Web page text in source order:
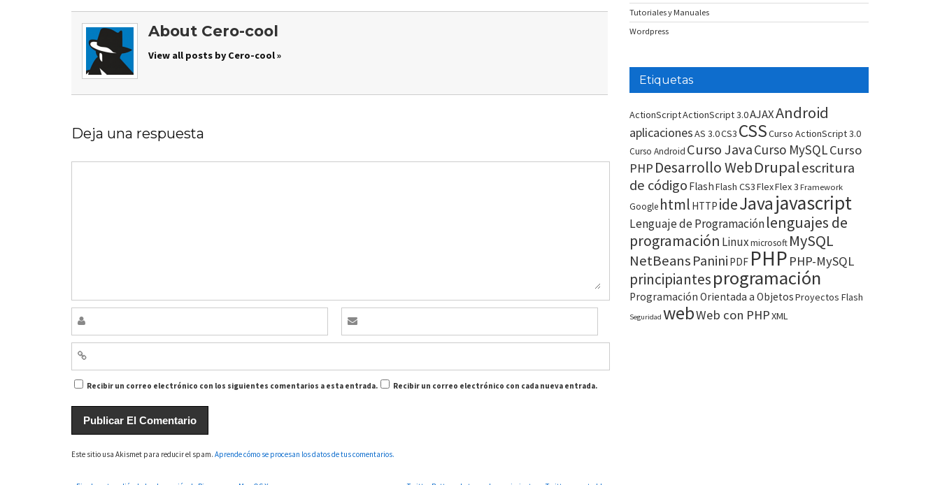
About Cero-cool
View all posts by Cero-cool »
Deja una respuesta
Recibir un correo electrónico con los siguientes comentarios a esta entrada. Recibir un correo electrónico con cada nueva entrada.
Este sitio usa Akismet para reducir el spam. Aprende cómo se procesan los datos de tus comentarios.
Tutoriales y Manuales
Wordpress
Etiquetas
ActionScriptActionScript 3.0AJAXAndroid
aplicacionesAS 3.0CS3 CSSCurso ActionScript 3.0
Curso Android Curso JavaCurso MySQLCurso
PHP Desarrollo WebDrupalescritura
de código FlashFlash CS3FlexFlex 3 Framework
Google html HTTP ideJavajavascript
Lenguaje de Programaciónlenguajes de
programación Linuxmicrosoft MySQL
NetBeans Panini PDF PHP PHP-MySQL
principiantesprogramación
Programación Orientada a ObjetosProyectos Flash
Seguridad webWeb con PHPXML